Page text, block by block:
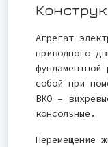
Агрегат
приводного
собой при
ВКО –
консольные.
Перемещение